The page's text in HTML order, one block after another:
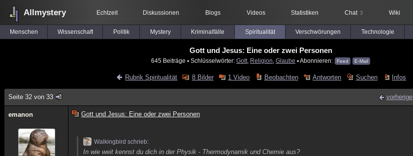
Allmystery Echtzeit Diskussionen Blogs Videos Statistiken Chat 3 Wiki
Menschen Wissenschaft Politik Mystery Kriminalfälle Spiritualität Verschwörungen Technologie
Gott und Jesus: Eine oder zwei Personen
645 Beiträge ▪ Schlüsselwörter: Gott Religion Glaube ▪ Abonnieren: Feed E-Mail
Rubrik Spiritualität 8 Bilder 1 Video Beobachten Antworten Suchen Infos
Seite 32 von 33 vorherige
emanon Gott und Jesus: Eine oder zwei Personen
Walkingbird schrieb:
In wie weit kennst du dich in der Physik - Thermodynamik und Chemie aus?